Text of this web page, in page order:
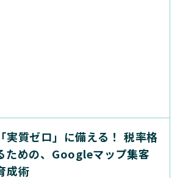
実質ゼロ」に備える！ 税率格
ための、Googleマップ集客
成術